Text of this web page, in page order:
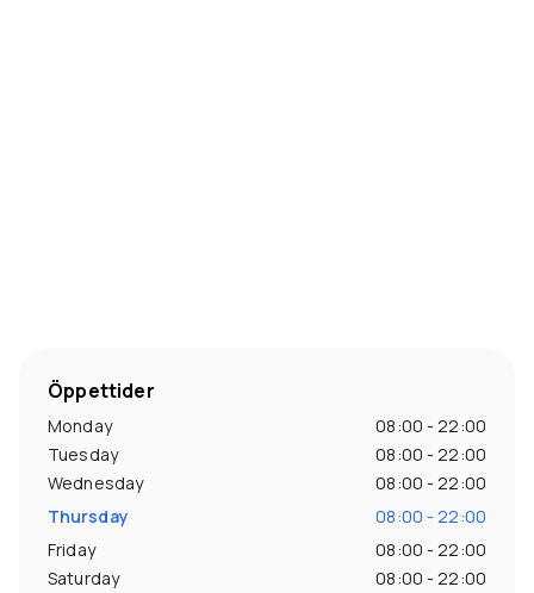
Öppettider
Monday
08:00 - 22:00
Tuesday
08:00 - 22:00
Wednesday
08:00 - 22:00
Thursday
08:00 - 22:00
Friday
08:00 - 22:00
Saturday
08:00 - 22:00